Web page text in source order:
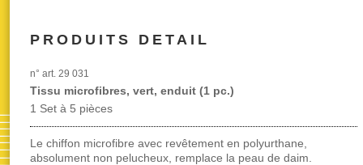
PRODUITS DETAIL
n° art. 29 031
Tissu microfibres, vert, enduit (1 pc.)
1 Set à 5 pièces
Le chiffon microfibre avec revêtement en polyurthane,
absolument non pelucheux, remplace la peau de daim.